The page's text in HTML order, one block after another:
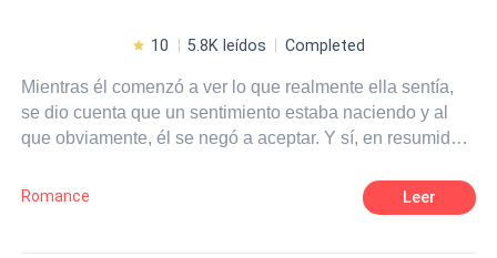
10 5.8K leídos Completed
Mientras él comenzó a ver lo que realmente ella sentía,
se dio cuenta que un sentimiento estaba naciendo y al
que obviamente, él se negó a aceptar. Y sí, en resumidas
insuficiente, decide que sus esfuerzos no le llevarán a
ningún lugar y es cuando el amor y el desamor juegan un
Romance Leer